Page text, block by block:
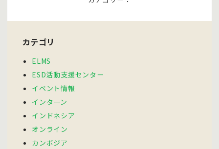
カテゴリ
ELMS
ESD活動支援センター
イベント情報
インターン
インドネシア
オンライン
カンボジア